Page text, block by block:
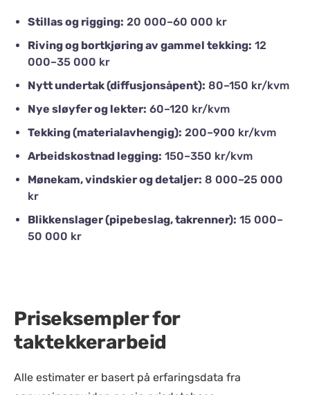
Stillas og rigging: 20 000–60 000 kr
Riving og bortkjøring av gammel tekking: 12
000–35 000 kr
Nytt undertak (diffusjonsåpent): 80–150 kr/kvm
Nye sløyfer og lekter: 60–120 kr/kvm
Tekking (materialavhengig): 200–900 kr/kvm
Arbeidskostnad legging: 150–350 kr/kvm
Mønekam, vindskier og detaljer: 8 000–25 000
kr
Blikkenslager (pipebeslag, takrenner): 15 000–
50 000 kr
Priseksempler for
taktekkerarbeid
Alle estimater er basert på erfaringsdata fra